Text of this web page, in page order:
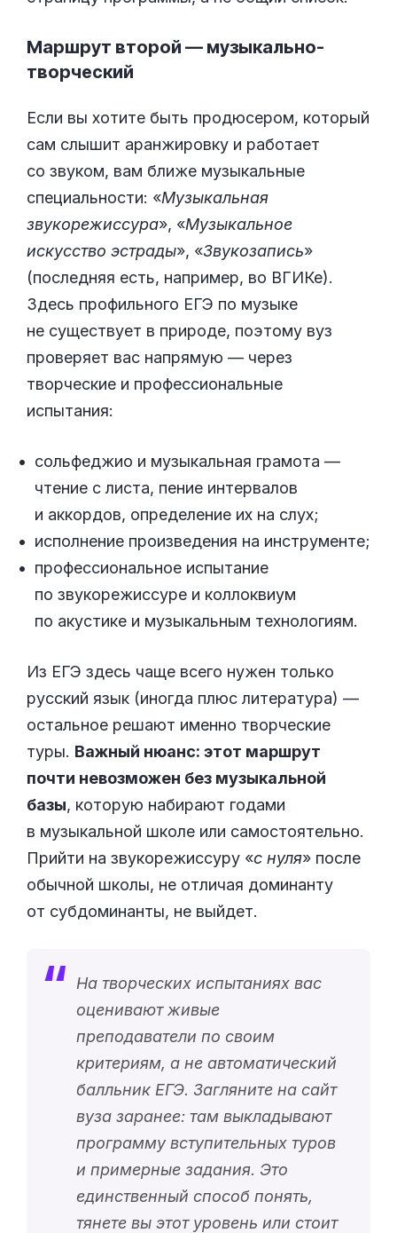
Маршрут второй — музыкально-
творческий
Если вы хотите быть продюсером, который
сам слышит аранжировку и работает
со звуком, вам ближе музыкальные
специальности: «Музыкальная
звукорежиссура», «Музыкальное
искусство эстрады», «Звукозапись»
(последняя есть, например, во ВГИКе).
Здесь профильного ЕГЭ по музыке
не существует в природе, поэтому вуз
проверяет вас напрямую — через
творческие и профессиональные
испытания:
сольфеджио и музыкальная грамота —
чтение с листа, пение интервалов
и аккордов, определение их на слух;
исполнение произведения на инструменте;
профессиональное испытание
по звукорежиссуре и коллоквиум
по акустике и музыкальным технологиям.
Из ЕГЭ здесь чаще всего нужен только
русский язык (иногда плюс литература) —
остальное решают именно творческие
туры. Важный нюанс: этот маршрут
почти невозможен без музыкальной
базы, которую набирают годами
в музыкальной школе или самостоятельно.
Прийти на звукорежиссуру «с нуля» после
обычной школы, не отличая доминанту
от субдоминанты, не выйдет.
На творческих испытаниях вас
оценивают живые
преподаватели по своим
критериям, а не автоматический
балльник ЕГЭ. Загляните на сайт
вуза заранее: там выкладывают
программу вступительных туров
и примерные задания. Это
единственный способ понять,
тянете вы этот уровень или стоит